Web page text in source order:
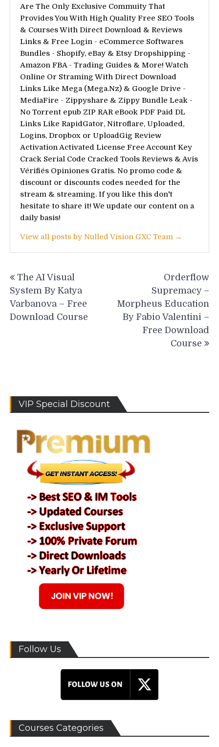
Are The Only Exclusive Commuity That
Provides You With High Quality Free SEO Tools
& Courses With Direct Download & Reviews
Links & Free Login - eCommerce Softwares
Bundles - Shopify, eBay & Etsy Dropshipping -
Amazon FBA - Trading Guides & More! Watch
Online Or Straming With Direct Download
Links Like Mega (Mega.Nz) & Google Drive -
MediaFire - Zippyshare & Zippy Bundle Leak -
No Torrent epub ZIP RAR eBook PDF Paid DL
Links Like RapidGator, Nitroflare, Uploaded,
Logins, Dropbox or UploadGig Review
Activation Activated License Free Account Key
Crack Serial Code Cracked Tools Reviews & Avis
Vérifiés Opiniones Gratis. No promo code &
discount or discounts codes needed for the
stream & streaming. If you like this don't
hesitate to share it! We update our content on a
daily basis!
View all posts by Nulled Vision GXC Team →
Post
navigation
The AI Visual
System By Katya
Varbanova – Free
Download Course
Orderflow
Supremacy –
Morpheus Education
By Fabio Valentini –
Free Download
Course
VIP Special Discount
Follow Us
Courses Categories